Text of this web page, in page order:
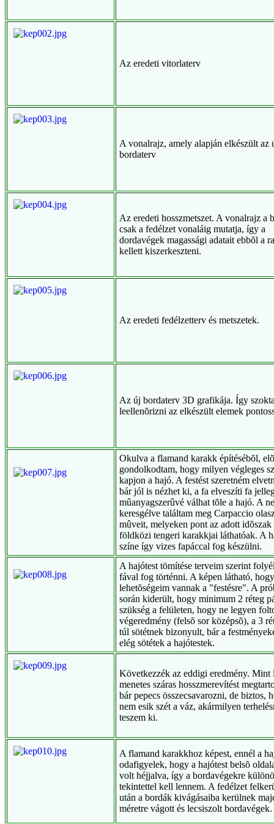
Az eredeti vitorlaterv
A vonalrajz, amely alapján elkészült az
bordaterv
Az eredeti hosszmetszet. A vonalrajz a
csak a fedélzet vonaláig mutatja, így a
dordavégek magassági adatait ebbõl a
kellett kiszerkeszteni.
Az eredeti fedélzetterv és metszetek.
Az új bordaterv 3D grafikája. Így
leellenõrizni az elkészült elemek
Okulva a flamand karakk építésébõl,
gondolkodtam, hogy milyen végleges
kapjon a hajó. A festést szeretném
bár jól is nézhet ki, a fa elveszíti fa
mûanyagszerûvé válhat tõle a hajó. A
keresgélve találtam meg Carpaccio
mûveit, melyeken pont az adott idõszak
földközi tengeri karakkjai láthatóak. A
színe így vizes fapáccal fog készülni.
A hajótest tömítése terveim szerint
fával fog történni. A képen látható,
lehetõségeim vannak a "festésre". A
során kiderült, hogy minimum 2 réteg
szükség a felületen, hogy ne legyen
végeredmény (felsõ sor középsõ), a 3
túl sötétnek bizonyult, bár a
elég sötétek a hajótestek.
Következzék az eddigi eredmény. Mint
menetes száras hosszmerevítést
bár pepecs összecsavarozni, de biztos,
nem esik szét a váz, akármilyen
teszem ki.
A flamand karakkhoz képest, ennél a
odafigyelek, hogy a hajótest belsõ
volt héjjalva, így a bordavégekre
tekintettel kell lennem. A fedélzet
után a bordák kivágásaiba kerülnek
méretre vágott és lecsiszolt bordavégek.